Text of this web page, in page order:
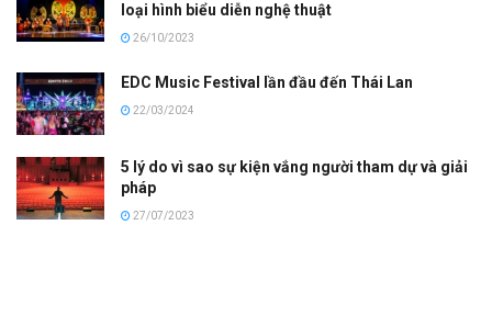
loại hình biểu diễn nghệ thuật
26/10/2023
EDC Music Festival lần đầu đến Thái Lan
22/03/2024
5 lý do vì sao sự kiện vắng người tham dự và giải
pháp
27/07/2023